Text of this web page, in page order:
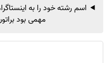
اسم رشته خود را به
مهمیبود